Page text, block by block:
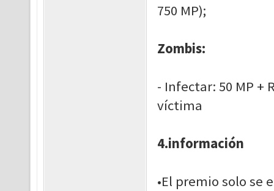
750 MP);
Zombis:
- Infectar: 50 MP +
víctima
4.información
•El premio solo se